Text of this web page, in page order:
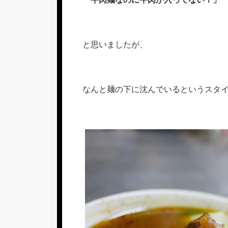
と思いましたが、
なんと麺の下に沈んでいるというスタ